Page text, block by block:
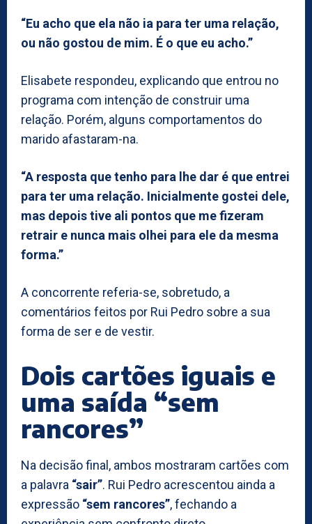
“Eu acho que ela não ia para ter uma relação,
ou não gostou de mim. É o que eu acho.”
Elisabete respondeu, explicando que entrou no
programa com intenção de construir uma
relação. Porém, alguns comportamentos do
marido afastaram-na.
“A resposta que tenho para lhe dar é que entrei
para ter uma relação. Inicialmente gostei dele,
mas depois tive ali pontos que me fizeram
retrair e nunca mais olhei para ele da mesma
forma.”
A concorrente referia-se, sobretudo, a
comentários feitos por Rui Pedro sobre a sua
forma de ser e de vestir.
Dois cartões iguais e
uma saída “sem
rancores”
Na decisão final, ambos mostraram cartões com
a palavra “sair”. Rui Pedro acrescentou ainda a
expressão “sem rancores”, fechando a